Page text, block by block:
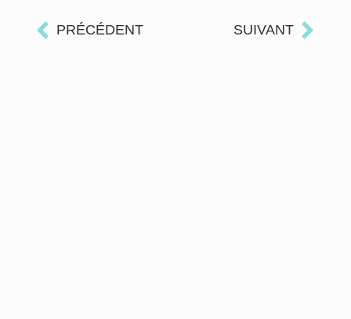
PRÉCÉDENT SUIVANT